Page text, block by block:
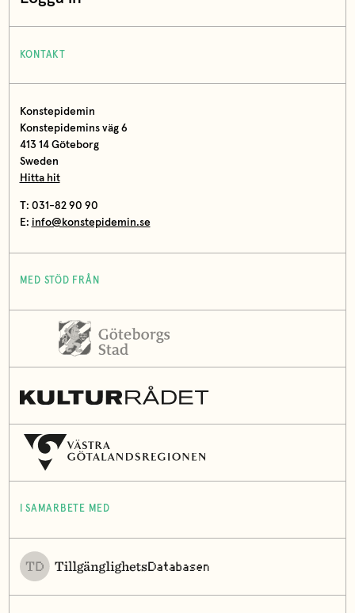
KONTAKT
Konstepidemin
Konstepidemins väg 6
413 14 Göteborg
Sweden
Hitta hit
T: 031-82 90 90
E: info@konstepidemin.se
MED STÖD FRÅN
I SAMARBETE MED